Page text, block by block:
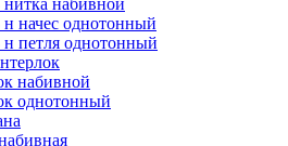
набивной
начес однотонный
петля однотонный
набивной
однотонный